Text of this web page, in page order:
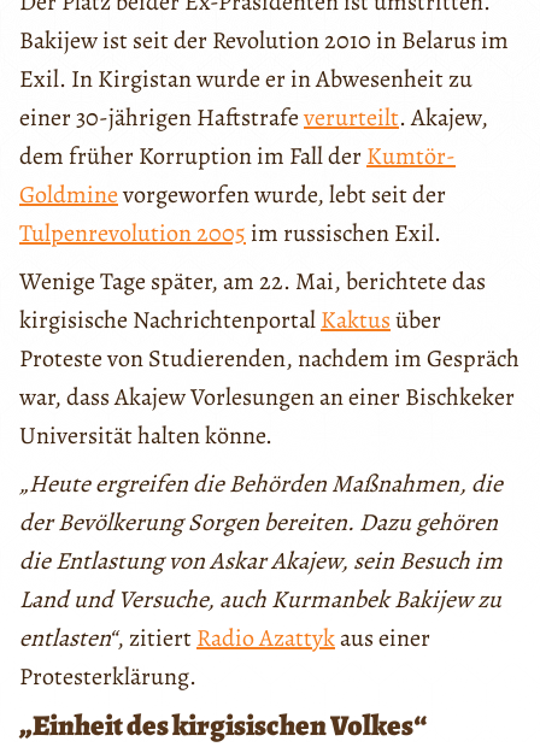
Bakijew ist seit der Revolution 2010 in Belarus im
Exil. In Kirgistan wurde er in Abwesenheit zu
einer 30-jährigen Haftstrafeverurteilt. Akajew,
dem früher Korruption im Fall derKumtör-
Goldminevorgeworfen wurde, lebt seit der
Tulpenrevolution 2005im russischen Exil.
Wenige Tage später, am 22. Mai, berichtete das
kirgisische NachrichtenportalKaktusüber
Proteste von Studierenden, nachdem im Gespräch
war, dass Akajew Vorlesungen an einer Bischkeker
Universität halten könne.
„Heute ergreifen die Behörden Maßnahmen, die
der Bevölkerung Sorgen bereiten. Dazu gehören
die Entlastung von Askar Akajew, sein Besuch im
Land und Versuche, auch Kurmanbek Bakijew zu
entlasten“, zitiertRadio Azattykaus einer
Protesterklärung.
„Einheit des kirgisischen Volkes“